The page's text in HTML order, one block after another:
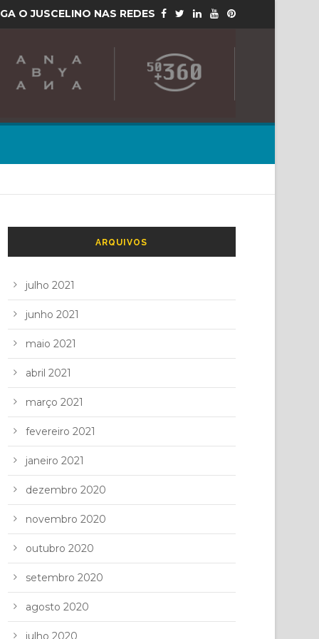
O JUSCELINO NAS REDES
ARQUIVOS
julho 2021
junho 2021
maio 2021
abril 2021
março 2021
fevereiro 2021
janeiro 2021
dezembro 2020
novembro 2020
outubro 2020
setembro 2020
agosto 2020
julho 2020